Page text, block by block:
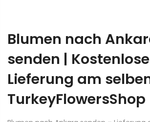
Blumen nach
senden | Kostenlose
Lieferung am
TurkeyFlowersShop